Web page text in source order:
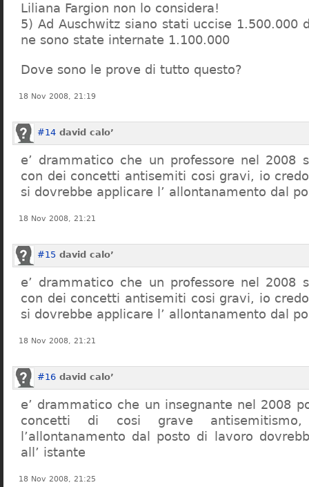
Liliana Fargion non lo considera!
5) Ad Auschwitz siano stati uccise 1.500.000
ne sono state internate 1.100.000
Dove sono le prove di tutto questo?
18 Nov 2008, 21:19
#14 david calo’
e’ drammatico che un professore nel 2008
con dei concetti antisemiti cosi gravi, io
si dovrebbe applicare l’ allontanamento dal
18 Nov 2008, 21:21
#15 david calo’
e’ drammatico che un professore nel 2008
con dei concetti antisemiti cosi gravi, io
si dovrebbe applicare l’ allontanamento dal
18 Nov 2008, 21:21
#16 david calo’
e’ drammatico che un insegnante nel 2008
concetti di cosi grave
l’allontanamento dal posto di lavoro
all’ istante
18 Nov 2008, 21:25